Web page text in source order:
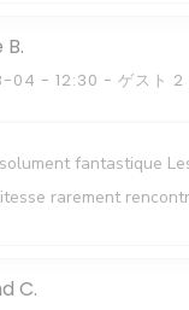
B
04 - 12:30 - ゲスト 2
fantastique
rarement
C